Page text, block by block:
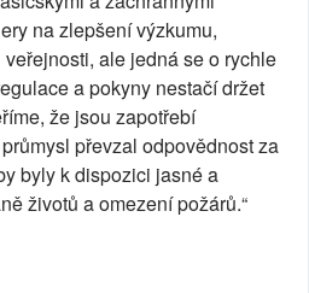
na zlepšení výzkumu,
ale jedná se o rychle
a pokyny nestačí držet
že jsou zapotřebí
převzal odpovědnost za
byly k dispozici jasné a
životů a omezení požárů.“